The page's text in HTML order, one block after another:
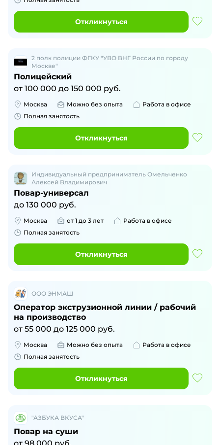
Откликнуться
2 полк полиции ФГКУ "УВО ВНГ России по городу
Москве"
Полицейский
от 100 000 до 150 000 руб.
Москва Можно без опыта
Работа в офисе
Полная занятость
Откликнуться
Индивидуальный предприниматель Омельченко
Алексей Владимирович
Повар-универсал
до 130 000 руб.
Москва от 1 до 3 лет
Работа в офисе
Полная занятость
Откликнуться
ООО ЭНМАШ
Оператор экструзионной линии / рабочий
на производство
от 55 000 до 125 000 руб.
Москва Можно без опыта
Работа в офисе
Полная занятость
Откликнуться
"АЗБУКА ВКУСА"
Повар на суши